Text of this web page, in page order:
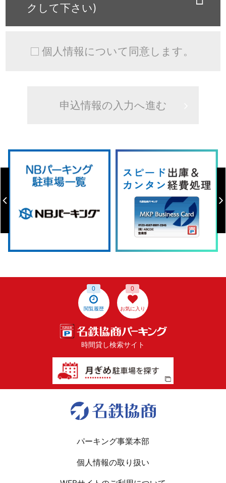
クして下さい)
個人情報について同意します。
閲覧履歴
0
お気に入り
0
時間貸し検索サイト
パーキング事業本部
個人情報の取り扱い